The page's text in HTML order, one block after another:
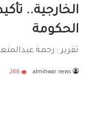
الخارجية..
الحكومة
تقرير : رحمة
almihwar news
266